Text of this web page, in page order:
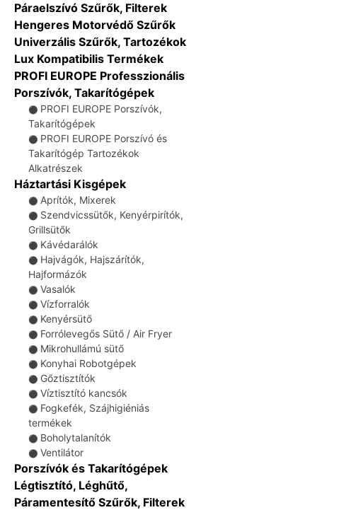
Páraelszívó Szűrők, Filterek
Hengeres Motorvédő Szűrők
Univerzális Szűrők, Tartozékok
Lux Kompatibilis Termékek
PROFI EUROPE Professzionális
Porszívók, Takarítógépek
⚫ PROFI EUROPE Porszívók,
Takarítógépek
⚫ PROFI EUROPE Porszívó és
Takarítógép Tartozékok
Alkatrészek
Háztartási Kisgépek
⚫ Aprítók, Mixerek
⚫ Szendvicssütők, Kenyérpirítók,
Grillsütők
⚫ Kávédarálók
⚫ Hajvágók, Hajszárítók,
Hajformázók
⚫ Vasalók
⚫ Vízforralók
⚫ Kenyérsütő
⚫ Forrólevegős Sütő / Air Fryer
⚫ Mikrohullámú sütő
⚫ Konyhai Robotgépek
⚫ Gőztisztítók
⚫ Víztisztító kancsók
⚫ Fogkefék, Szájhigiéniás
termékek
⚫ Boholytalanítók
⚫ Ventilátor
Porszívók és Takarítógépek
Légtisztító, Léghűtő,
Páramentesítő Szűrők, Filterek